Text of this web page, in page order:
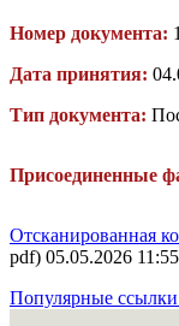
Номер документа:
Дата принятия:
Тип документа:
Присоединенные
Отсканированная
pdf) 05.05.2026
Популярные ссылки